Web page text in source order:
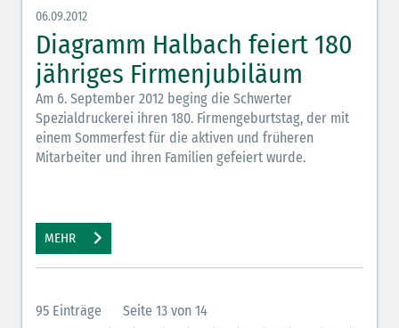
06.09.2012
Diagramm Halbach feiert 180
jähriges Firmenjubiläum
Am 6. September 2012 beging die Schwerter
Spezialdruckerei ihren 180. Firmengeburtstag, der mit
einem Sommerfest für die aktiven und früheren
Mitarbeiter und ihren Familien gefeiert wurde.
MEHR
95 Einträge
Seite 13 von 14